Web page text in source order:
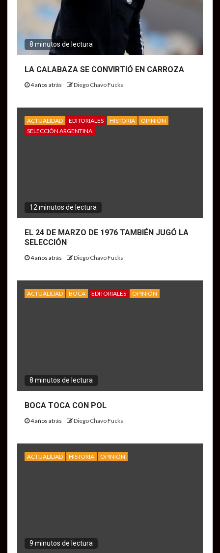
8 minutos de lectura
LA CALABAZA SE CONVIRTIÓ EN CARROZA
4 años atrás Diego Chavo Fucks
ACTUALIDAD EDITORIALES HISTORIA
OPINIÓN
SELECCIÓN ARGENTINA
12 minutos de lectura
EL 24 DE MARZO DE 1976 TAMBIÉN JUGÓ LA
SELECCIÓN
4 años atrás Diego Chavo Fucks
ACTUALIDAD BOCA EDITORIALES OPINIÓN
8 minutos de lectura
BOCA TOCA CON POL
4 años atrás Diego Chavo Fucks
ACTUALIDAD HISTORIA OPINIÓN
9 minutos de lectura